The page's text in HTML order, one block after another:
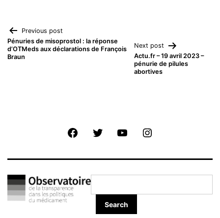
Navigation
de
Previous post
Pénuries de misoprostol : la réponse
d’OTMeds aux déclarations de François
Braun
Next post
Actu.fr – 19 avril 2023 –
pénurie de pilules
abortives
FacebookTwitter Youtube